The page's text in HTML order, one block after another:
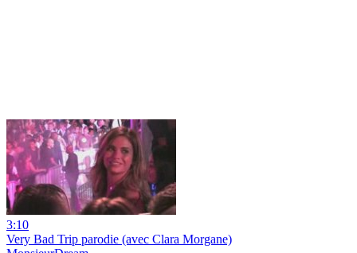
3:10
Very Bad Trip parodie (avec Clara Morgane)